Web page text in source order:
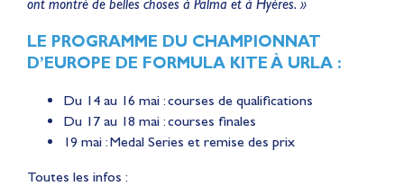
ont montré de belles choses à Palma et à Hyères. »
LE PROGRAMME DU CHAMPIONNAT
D’EUROPE DE FORMULA KITE À URLA :
Du 14 au 16 mai : courses de qualifications
Du 17 au 18 mai : courses finales
19 mai : Medal Series et remise des prix
Toutes les infos :